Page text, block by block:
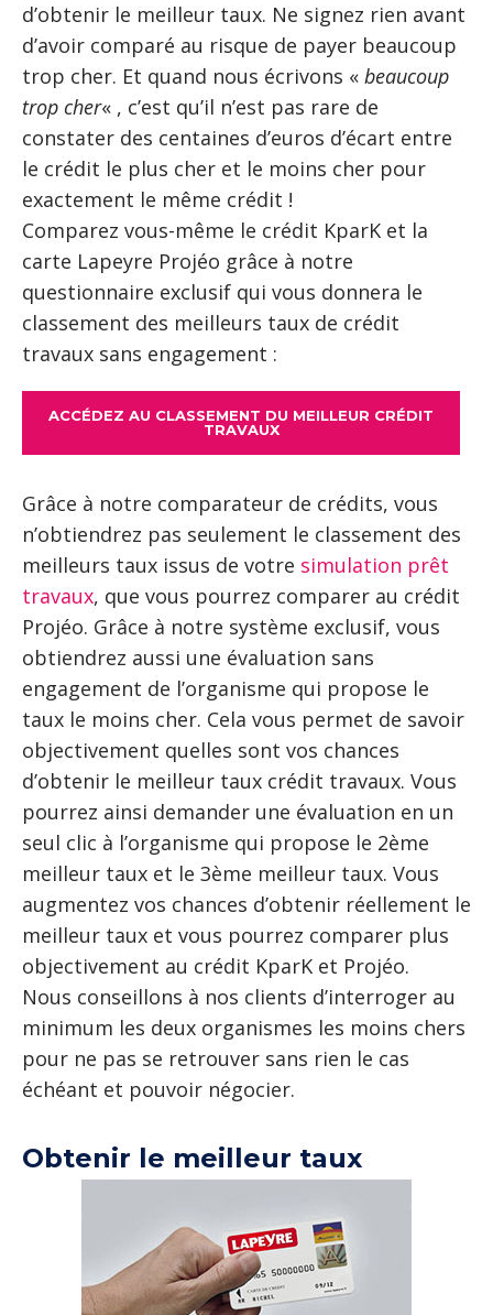
d’obtenir le meilleur taux. Ne signez rien avant
d’avoir comparé au risque de payer beaucoup
trop cher. Et quand nous écrivons « beaucoup
trop cher« , c’est qu’il n’est pas rare de
constater des centaines d’euros d’écart entre
le crédit le plus cher et le moins cher pour
exactement le même crédit !
Comparez vous-même le crédit KparK et la
carte Lapeyre Projéo grâce à notre
questionnaire exclusif qui vous donnera le
classement des meilleurs taux de crédit
travaux sans engagement :
ACCÉDEZ AU CLASSEMENT DU MEILLEUR CRÉDIT
TRAVAUX
Grâce à notre comparateur de crédits, vous
n’obtiendrez pas seulement le classement des
meilleurs taux issus de votre simulation prêt
travaux, que vous pourrez comparer au crédit
Projéo. Grâce à notre système exclusif, vous
obtiendrez aussi une évaluation sans
engagement de l’organisme qui propose le
taux le moins cher. Cela vous permet de savoir
objectivement quelles sont vos chances
d’obtenir le meilleur taux crédit travaux. Vous
pourrez ainsi demander une évaluation en un
seul clic à l’organisme qui propose le 2ème
meilleur taux et le 3ème meilleur taux. Vous
augmentez vos chances d’obtenir réellement le
meilleur taux et vous pourrez comparer plus
objectivement au crédit KparK et Projéo.
Nous conseillons à nos clients d’interroger au
minimum les deux organismes les moins chers
pour ne pas se retrouver sans rien le cas
échéant et pouvoir négocier.
Obtenir le meilleur taux